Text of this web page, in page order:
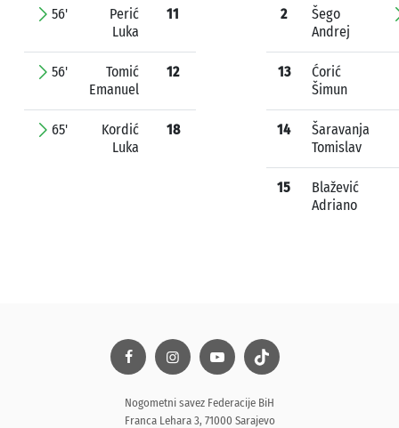
56'
Perić
Luka
11
56'
Tomić
Emanuel
12
65'
Kordić
Luka
18
2
Šego
Andrej
13
Ćorić
Šimun
14
Šaravanja
Tomislav
15
Blažević
Adriano
Nogometni savez Federacije BiH
Franca Lehara 3, 71000 Sarajevo